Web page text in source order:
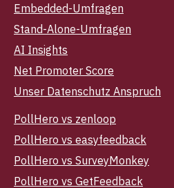
Embedded-Umfragen
Stand-Alone-Umfragen
AI Insights
Net Promoter Score
Unser Datenschutz Anspruch
PollHero vs zenloop
PollHero vs easyfeedback
PollHero vs SurveyMonkey
PollHero vs GetFeedback